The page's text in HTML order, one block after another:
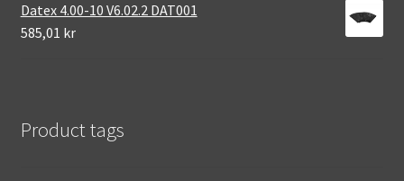
Datex 4.00-10 V6.02.2 DAT001
585,01 kr
Product tags